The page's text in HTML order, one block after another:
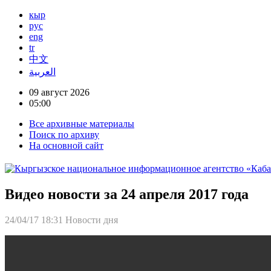
кыр
рус
eng
tr
中文
العربية
09 август 2026
05:00
Все архивные материалы
Поиск по архиву
На основной сайт
Видео новости за 24 апреля 2017 года
24/04/17 18:31 Новости дня